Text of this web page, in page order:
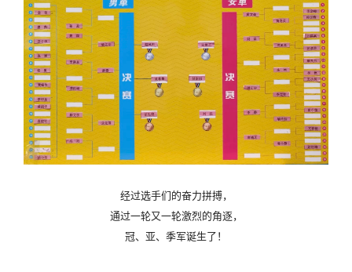
经过选手们的奋力拼搏，
通过一轮又一轮激烈的角逐，
冠、亚、季军诞生了！